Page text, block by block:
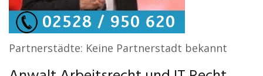
Partnerstädte: Keine Partnerstadt bekannt